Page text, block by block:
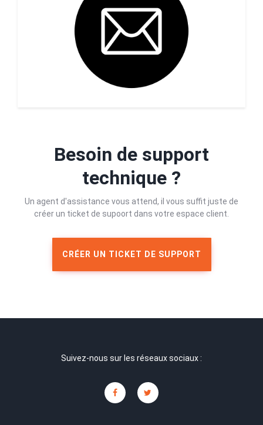
Besoin de support
technique ?
Un agent d'assistance vous attend, il vous suffit juste de
créer un ticket de supoort dans votre espace client.
CRÉER UN TICKET DE SUPPORT
Suivez-nous sur les réseaux sociaux :